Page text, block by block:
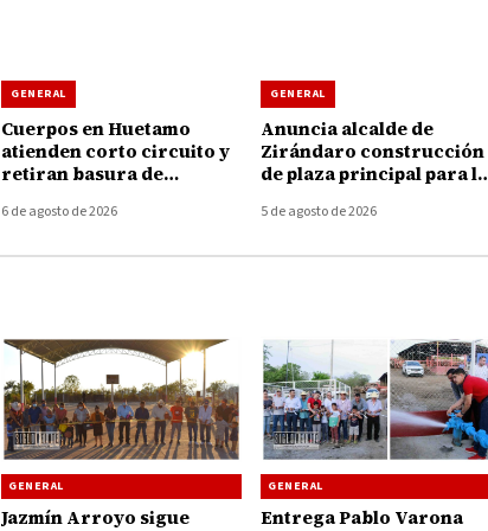
GENERAL
Cuerpos en Huetamo
atienden corto circuito y
retiran basura de
tormenta de ayer
6 de agosto de 2026
GENERAL
Anuncia alcalde de
Zirándaro construcción
de plaza principal para la
5 de agosto de 2026
GENERAL
Jazmín Arroyo sigue
GENERAL
Entrega Pablo Varona